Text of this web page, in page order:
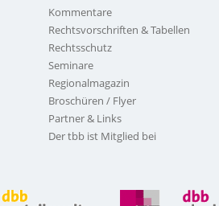
Kommentare
Rechtsvorschriften & Tabellen
Rechtsschutz
Seminare
Regionalmagazin
Broschüren / Flyer
Partner & Links
Der tbb ist Mitglied bei